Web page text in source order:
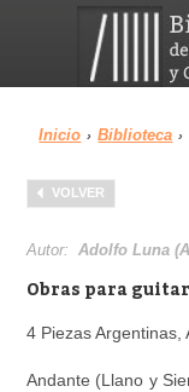
Menu
Biblioteca
Área personal
Inicio › Biblioteca ›
VOLVER
Autor:Adolfo Luna
Obras para
4 Piezas Argentinas,
Andante (Llano y